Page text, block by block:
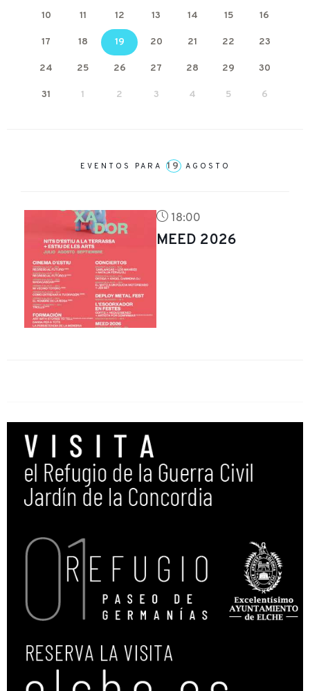
10 11 12 13 14 15 16
17 18 19 20 21 22 23
24 25 26 27 28 29 30
31 1 2 3 4 5 6
EVENTOS PARA 19AGOSTO
18:00
MEED 2026